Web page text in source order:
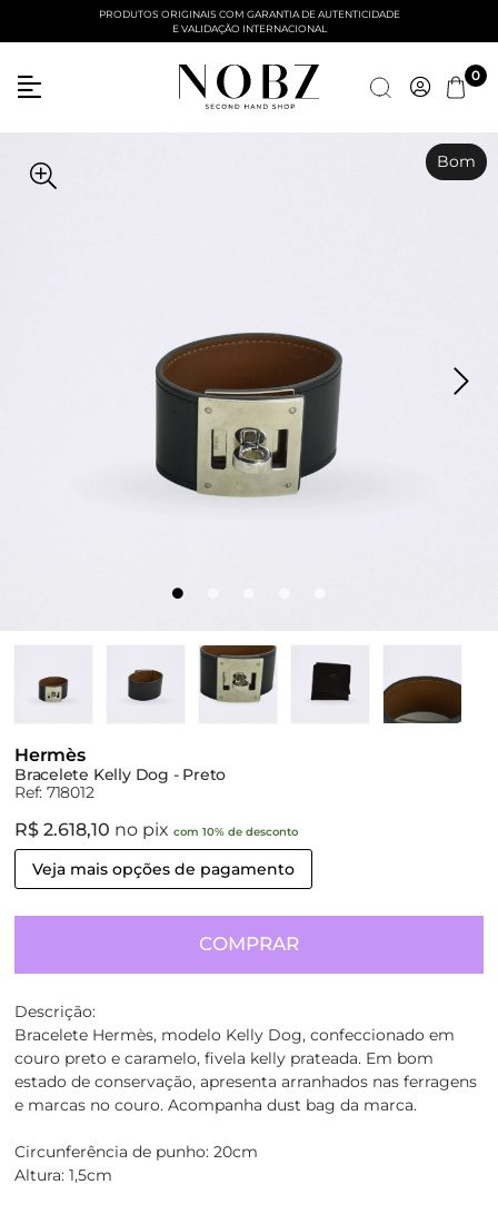
Entre com email ou cpf/cnpj
PRODUTOS ORIGINAIS COM GARANTIA DE AUTENTICIDADE
E VALIDAÇÃO INTERNACIONAL
0
Bom
Hermès
Bracelete Kelly Dog - Preto
Ref: 718012
R$ 2.618,10 no pix com 10% de desconto
Veja mais opções de pagamento
COMPRAR
Descrição:
Bracelete Hermès, modelo Kelly Dog, confeccionado em
couro preto e caramelo, fivela kelly prateada. Em bom
estado de conservação, apresenta arranhados nas ferragens
e marcas no couro. Acompanha dust bag da marca.
Circunferência de punho: 20cm
Altura: 1,5cm